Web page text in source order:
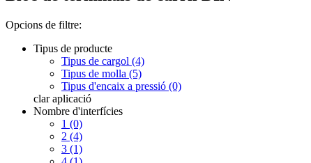
Opcions de filtre:
Tipus de producte
Tipus de cargol (4)
Tipus de molla (5)
Tipus d'encaix a pressió (0)
clar aplicació
Nombre d'interfícies
1 (0)
2 (4)
3 (1)